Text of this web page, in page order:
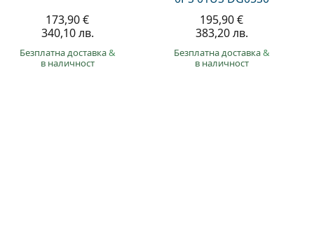
173,90 €
340,10 лв.
Безплатна доставка&
в наличност
195,90 €
383,20 лв.
Безплатна доставка&
в наличност